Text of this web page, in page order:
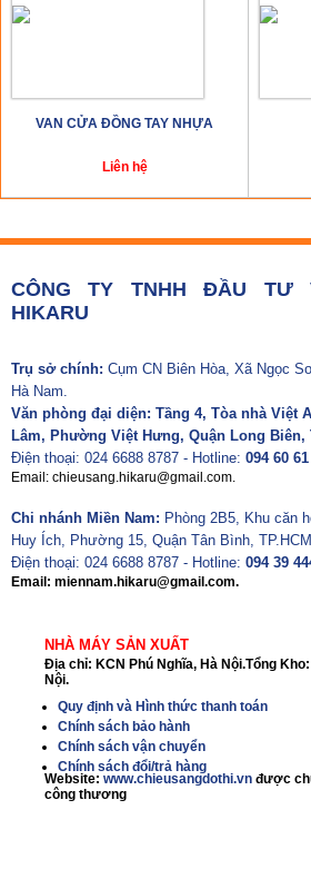
VAN CỬA ĐỒNG TAY NHỰA
Liên hệ
CÔNG TY TNHH ĐẦU TƯ
HIKARU
Trụ sở chính: Cụm CN Biên Hòa, Xã Ngọc
Hà Nam.
Văn phòng đại diện: Tầng 4, Tòa nhà Việt
Lâm, Phường Việt Hưng, Quận Long Biên,
Điện thoại: 024 6688 8787 - Hotline: 094 60
Email: chieusang.hikaru@gmail.com.
Chi nhánh Miền Nam: Phòng 2B5, Khu căn
Huy Ích, Phường 15, Quận Tân Bình,
Điện thoại: 024 6688 8787 - Hotline: 094 39
Email: miennam.hikaru@gmail.com.
NHÀ MÁY SẢN XUẤT
Địa chỉ: KCN Phú Nghĩa, Hà Nội.Tổng
Nội.
Quy định và Hình thức thanh toán
Chính sách bảo hành
Chính sách vận chuyển
Chính sách đổi/trả hàng
Website: www.chieusangdothi.vn được
công thương